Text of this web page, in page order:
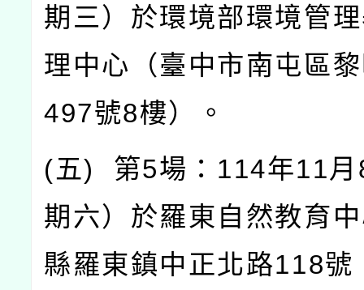
期三）於環境部環境管
理中心（臺中市南屯區
497號8樓）。
(五) 第5場： 114年11月
期六）於羅東自然教育
縣羅東鎮中正北路118號